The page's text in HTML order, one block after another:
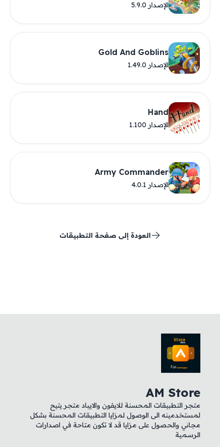
الإصدار 5.9.0
Gold And Goblins
الإصدار 1.49.0
Hand
الإصدار 1.100
Army Commander
الإصدار 4.0.1
العودة إلى صفحة التطبيقات
AM Store
متجر التطبيقات المحسنة للايفون والايباد متجر يتيح
لمستخدمينه الى الوصول لمزايا التطبيقات المحسنة بشكل
مجاني والحصول على مزايا قد لا تكون متاحة في اصدارات
الرسمية